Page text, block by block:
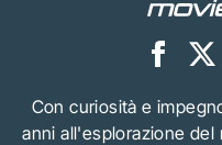
Con curiosità e
anni all'esplorazione